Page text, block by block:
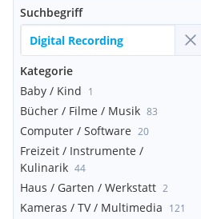
Suchbegriff
Kategorie
Baby / Kind 1
Bücher / Filme / Musik 83
Computer / Software 20
Freizeit / Instrumente /
Kulinarik 44
Haus / Garten / Werkstatt 2
Kameras / TV / Multimedia 121